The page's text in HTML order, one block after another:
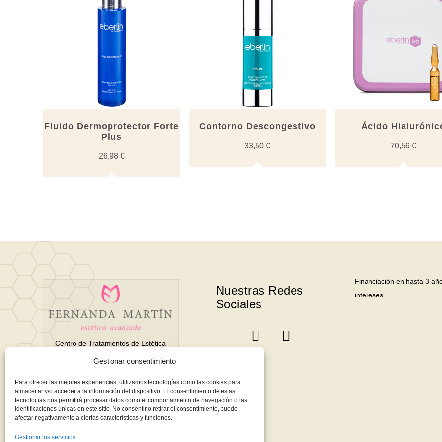
Gestionar consentimiento
Para ofrecer las mejores experiencias, utilizamos tecnologías como las cookies para
almacenar y/o acceder a la información del dispositivo. El consentimiento de estas
tecnologías nos permitirá procesar datos como el comportamiento de navegación o las
identificaciones únicas en este sitio. No consentir o retirar el consentimiento, puede
afectar negativamente a ciertas características y funciones.
Gestionar los servicios
Fluido Dermoprotector Forte
Plus
26,98 €
Contorno Descongestivo
33,50€
Ácido
70,56€
Centro de Tratamientos de Estética
Avanzada y Belleza en Motril
Todo para tu belleza integral. Tratamientos
corporales, faciales, manicura, pedicura...
y mucho más. ¡Descúbrenos!
Nuestras Redes
Sociales
Financiación en hasta 3
intereses